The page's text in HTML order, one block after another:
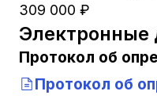
309 000 ₽
Электронные
Протокол об
Протокол об